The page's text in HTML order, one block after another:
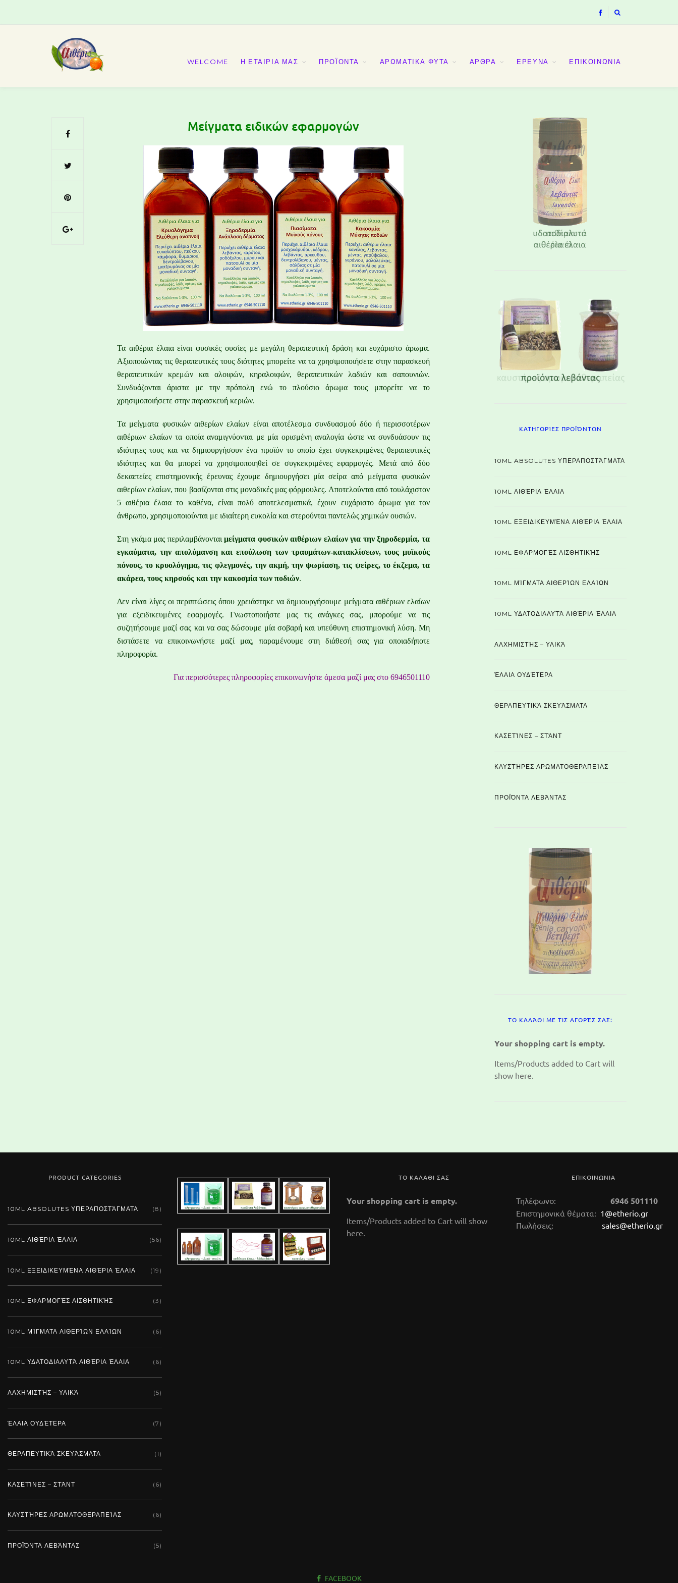
WELCOME Η ΕΤΑΙΡΙΑ ΜΑΣ ΠΡΟΪΟΝΤΑ ΑΡΩΜΑΤΙΚΑ ΦΥΤΑ ΑΡΘΡΑ ΕΡΕΥΝΑ ΕΠΙΚΟΙΝΩΝΙΑ
Μείγματα ειδικών εφαρμογών
Τα αιθέρια έλαια είναι φυσικές ουσίες με μεγάλη θεραπευτική δράση και ευχάριστο άρωμα.
Αξιοποιώντας τις θεραπευτικές τους διότητες μπορείτε να τα χρησιμοποιήσετε στην παρασκευή
θεραπευτικών κρεμών και αλοιφών, κηραλοιφών, θεραπευτικών λαδιών και σαπουνιών.
Συνδυάζονται άριστα με την πρόπολη ενώ το πλούσιο άρωμα τους μπορείτε να το
χρησιμοποιήσετε στην παρασκευή κεριών.
Τα μείγματα φυσικών αιθερίων ελαίων είναι αποτέλεσμα συνδυασμού δύο ή περισσοτέρων
αιθέριων ελαίων τα οποία αναμιγνύονται με μία ορισμένη αναλογία ώστε να συνδυάσουν τις
ιδιότητες τους και να δημιουργήσουν ένα προϊόν το οποίο έχει συγκεκριμένες θεραπευτικές
ιδιότητες και θα μπορεί να χρησιμοποιηθεί σε συγκεκριμένεςεφαρμογές. Μετά από δύο
δεκαετείες επιστημονικής έρευνας έχουμε δημιουργήσει μία σείρα από μείγματα φυσικών
αιθερίων ελαίων, που βασίζονται στις μοναδικές μας φόρμουλες. Αποτελούνται από τουλάχιστον
5 αιθέρια έλαια το καθένα, είναι πολύ αποτελεσματικά,έχουν ευχάριστο άρωμα για τον
άνθρωπο, χρησιμοποιούνται με ιδιαίτερη ευκολία και στερούνται παντελώς χημικών ουσιών.
Στη γκάμα μας περιλαμβάνονταιμείγματα φυσικώναιθέριων ελαίων για την ξηροδερμία, τα
εγκαύματα, την απολύμανση και επούλωση των τραυμάτων-κατακλίσεων, τους μυϊκούς
πόνους, το κρυολόγημα, τις φλεγμονές, την ακμή,την ψωρίαση, τις ψείρες, το έκζεμα, τα
ακάρεα, τους κηρσούς και την κακοσμία των ποδιών.
Δεν είναι λίγες οι περιπτώσεις όπου χρειάστηκε να δημιουργήσουμε μείγματα αιθέριων ελαίων
για εξειδικευμένες εφαρμογές. Γνωστοποιήστε μας τις ανάγκες σας, μπορούμε να τις
συζητήσουμε μαζί σας και να σας δώσουμε μία σοβαρή και υπεύθυνη επιστημονική λύση. Μη
διστάσετε να επικοινωνήστε μαζί μας, παραμένουμε στη διάθεσή σας για οποιαδήποτε
πληροφορία.
Για περισσότερες πληροφορίες επικοινωνήστε άμεσα μαζί μας στο 6946501110
ΚΑΤΗΓΟΡΊΕΣ ΠΡΟΪΌΝΤΩΝ
10ML ABSOLUTES ΥΠΕΡΑΠΟΣΤΆΓΜΑΤΑ
10ML ΑΙΘΈΡΙΑ ΈΛΑΙΑ
10ML ΕΞΕΙΔΙΚΕΥΜΈΝΑ ΑΙΘΈΡΙΑ ΈΛΑΙΑ
10ML ΕΦΑΡΜΟΓΈΣ ΑΙΣΘΗΤΙΚΉΣ
10ML ΜΊΓΜΑΤΑ ΑΙΘΕΡΊΩΝ ΕΛΑΊΩΝ
10ML ΥΔΑΤΟΔΙΑΛΥΤΆ ΑΙΘΈΡΙΑ ΈΛΑΙΑ
ΑΛΧΗΜΙΣΤΉΣ – ΥΛΙΚΆ
ΈΛΑΙΑ ΟΥΔΈΤΕΡΑ
ΘΕΡΑΠΕΥΤΙΚΆ ΣΚΕΥΆΣΜΑΤΑ
ΚΑΣΕΤΊΝΕΣ – ΣΤΆΝΤ
ΚΑΥΣΤΉΡΕΣ ΑΡΩΜΑΤΟΘΕΡΑΠΕΊΑΣ
ΠΡΟΪΌΝΤΑ ΛΕΒΆΝΤΑΣ
ΤΟ ΚΑΛΆΘΙ ΜΕ ΤΙΣ ΑΓΟΡΈΣ ΣΑΣ:
Your shopping cart is empty.
Items/Products added to Cart will
show here.
PRODUCT CATEGORIES
10ML ABSOLUTES ΥΠΕΡΑΠΟΣΤΆΓΜΑΤΑ (8)
10ML ΑΙΘΈΡΙΑ ΈΛΑΙΑ (56)
10ML ΕΞΕΙΔΙΚΕΥΜΈΝΑ ΑΙΘΈΡΙΑ ΈΛΑΙΑ (19)
10ML ΕΦΑΡΜΟΓΈΣ ΑΙΣΘΗΤΙΚΉΣ (3)
10ML ΜΊΓΜΑΤΑ ΑΙΘΕΡΊΩΝ ΕΛΑΊΩΝ (6)
10ML ΥΔΑΤΟΔΙΑΛΥΤΆ ΑΙΘΈΡΙΑ ΈΛΑΙΑ (6)
ΑΛΧΗΜΙΣΤΉΣ – ΥΛΙΚΆ (5)
ΈΛΑΙΑ ΟΥΔΈΤΕΡΑ (7)
ΘΕΡΑΠΕΥΤΙΚΆ ΣΚΕΥΆΣΜΑΤΑ (1)
ΚΑΣΕΤΊΝΕΣ – ΣΤΆΝΤ (6)
ΚΑΥΣΤΉΡΕΣ ΑΡΩΜΑΤΟΘΕΡΑΠΕΊΑΣ (6)
ΠΡΟΪΌΝΤΑ ΛΕΒΆΝΤΑΣ (5)
ΤΟ ΚΑΛΑΘΙ ΣΑΣ
Your shopping cart is empty.
Items/Products added to Cart will show
here.
ΕΠΙΚΟΙΝΩΝΙΑ
Τηλέφωνο: 6946 501110
Επιστημονικά θέματα: 1@etherio.gr
Πωλήσεις: sales@etherio.gr
FACEBOOK